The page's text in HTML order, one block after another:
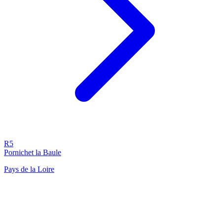
R5
Pornichet la Baule
Pays de la Loire